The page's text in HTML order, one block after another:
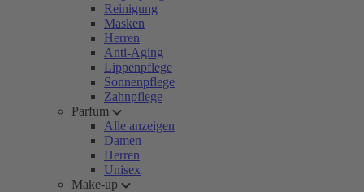
Reinigung
Masken
Herren
Anti-Aging
Lippenpflege
Sonnenpflege
Zahnpflege
Parfum
Alle anzeigen
Damen
Herren
Unisex
Make-up